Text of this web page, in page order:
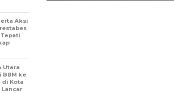
Aksi
Utara
BBM ke
di Kota
Lancar